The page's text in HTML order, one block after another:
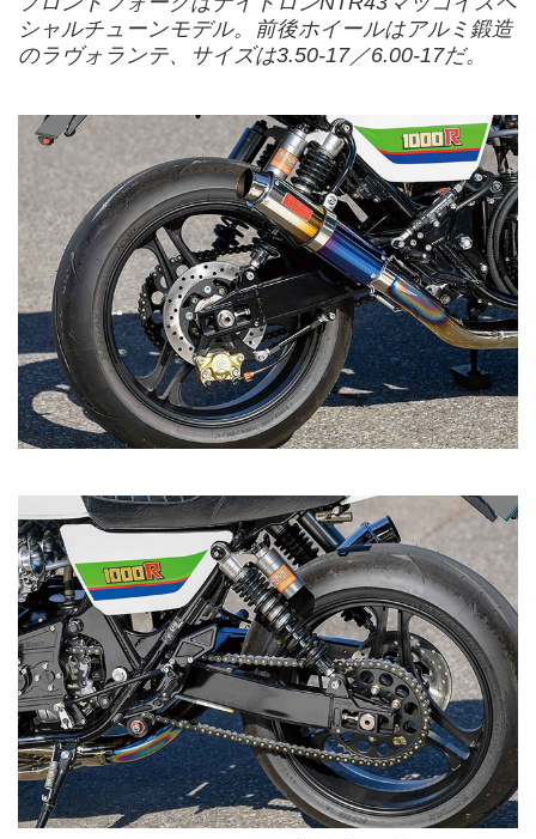
シャルチューンモデル。前後ホイールはアルミ鍛造
のラヴォランテ、サイズは3.50-17／6.00-17だ。